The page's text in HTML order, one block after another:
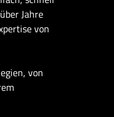
Jahre
von
von